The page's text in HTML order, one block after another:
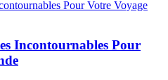
Incontournables Pour